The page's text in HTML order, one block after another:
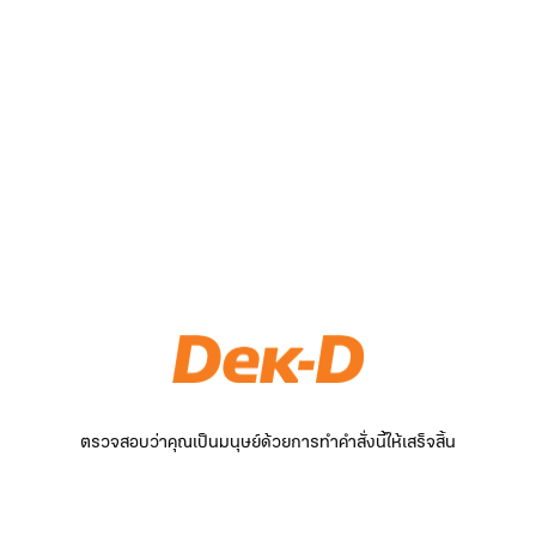
ตรวจสอบว่าคุณเป็นมนุษย์ด้วยการทำคำสั่งนี้ให้เสร็จสิ้น